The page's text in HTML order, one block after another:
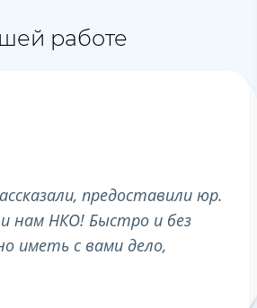
работе
предоставили юр.
нам НКО! Быстро и без
иметь с вами дело,